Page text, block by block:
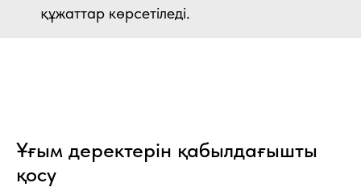
құжаттар көрсетіледі.
Ұғым деректерін қабылдағышты
қосу